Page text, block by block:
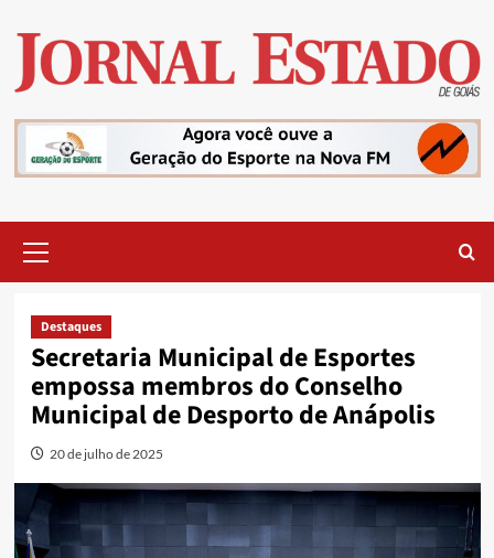
content
Menu
Destaques
Secretaria Municipal de Esportes
empossa membros do Conselho
Municipal de Desporto de Anápolis
20 de julho de 2025